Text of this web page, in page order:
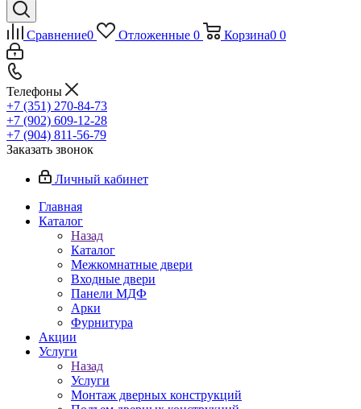
Сравнение0 Отложенные 0 Корзина0 0
Телефоны
+7 (351) 270-84-73
+7 (902) 609-12-28
+7 (904) 811-56-79
Заказать звонок
Личный кабинет
Главная
Каталог
Назад
Каталог
Межкомнатные двери
Входные двери
Панели МДФ
Арки
Фурнитура
Акции
Услуги
Назад
Услуги
Монтаж дверных конструкций